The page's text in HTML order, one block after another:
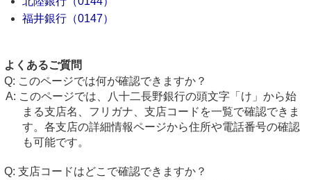
福井銀行（0147）
よくあるご質問
このページでは何が確認できますか？
このページでは、八十二長野銀行の頭文字「け」から始
まる支店名、フリガナ、支店コードを一覧で確認できま
す。各支店の詳細情報ページから住所や電話番号の確認
も可能です。
支店コードはどこで確認できますか？